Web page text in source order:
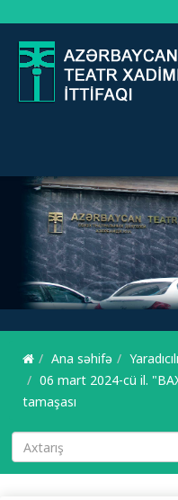
Ana səhifə
06 mart 2024-cü il.
tamaşası